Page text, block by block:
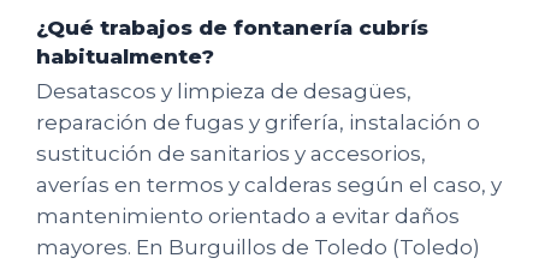
¿Qué trabajos de fontanería cubrís
habitualmente?
Desatascos y limpieza de desagües,
reparación de fugas y grifería, instalación o
sustitución de sanitarios y accesorios,
averías en termos y calderas según el caso, y
mantenimiento orientado a evitar daños
mayores. En Burguillos de Toledo (Toledo)